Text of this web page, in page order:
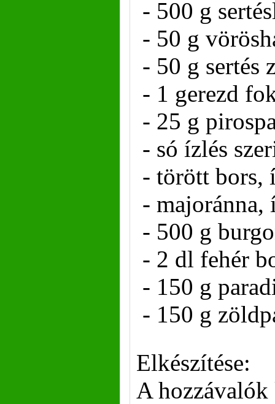
- 500 g
- 50 g
- 50 g sertés
- 1 gerezd
- 25 g
- só ízlés
- törött bors,
- majoránna,
- 500 g
- 2 dl fehér
- 150 g
- 150 g
Elkészítése:
A